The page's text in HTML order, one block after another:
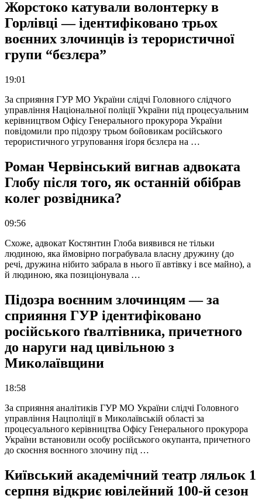
Жорстоко катували волонтерку в
Горлівці — ідентифіковано трьох
воєнних злочинців із терористичної
групи “бєзлєра”
19:01
За сприяння ГУР МО України слідчі Головного слідчого
управління Національної поліції України під процесуальним
керівництвом Офісу Генерального прокурора України
повідомили про підозру трьом бойовикам російського
терористичного угруповання іґоря бєзлєра на …
Роман Червінський вигнав адвоката
Глобу після того, як останній обібрав
колег розвідника?
09:56
Схоже, адвокат Костянтин Глоба виявився не тільки
людиною, яка ймовірно пограбувала власну дружину (до
речі, дружина нібито забрала в нього її автівку і все майно), а
й людиною, яка позиціонувала …
Підозра воєнним злочинцям — за
сприяння ГУР ідентифіковано
російського ґвалтівника, причетного
до наруги над цивільною з
Миколаївщини
18:58
За сприяння аналітиків ГУР МО України слідчі Головного
управління Нацполіції в Миколаївській області за
процесуального керівництва Офісу Генерального прокурора
України встановили особу російського окупанта, причетного
до скоєння воєнного злочину під …
Київський академічний театр ляльок 1
серпня відкриє ювілейний 100-й сезон